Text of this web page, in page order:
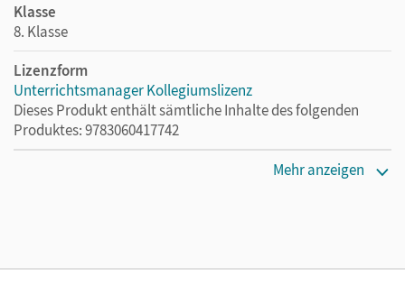
Klasse
8. Klasse
Lizenzform
Unterrichtsmanager Kollegiumslizenz
Dieses Produkt enthält sämtliche Inhalte des folgenden
Produktes: 9783060417742
Unterrichtsmanagers solange das Lehrwerk erhältlich ist.
Mehr anzeigen